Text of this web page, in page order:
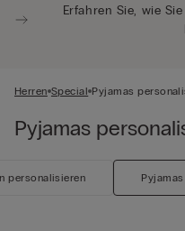
Erfahren Sie, wie
Herren Special Pyjamas
Pyjamas
personalisieren